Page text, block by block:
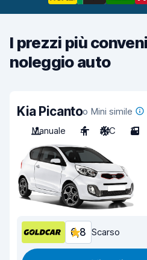
I prezzi più
noleggio auto
Kia Picantoo Mini simile
Manuale
4 A/C 3
6,8 Scarso